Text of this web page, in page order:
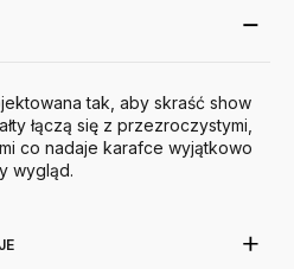
tak, aby skraść show
łączą się z przezroczystymi,
co nadaje karafce wyjątkowo
wygląd.